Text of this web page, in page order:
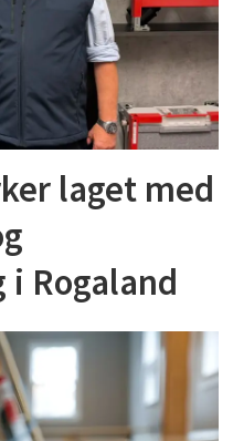
laget med
Rogaland